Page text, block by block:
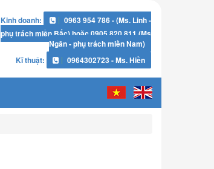
Kinh doanh:
0963 954 786 - (Ms. Linh -
phụ trách miền Bắc) hoặc 0905 820 811 (Ms
Ngân - phụ trách miền Nam)
Kĩ thuật:
0964302723 - Ms. Hiền